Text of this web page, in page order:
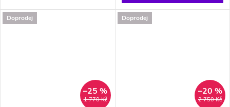
Doprodej
1 770 Kč
–25 %
Doprodej
2 750 Kč
–20 %